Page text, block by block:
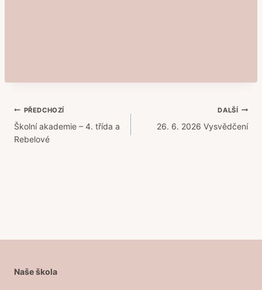
Navigace
pro
PŘEDCHOZÍ
Školní akademie – 4. třída a
Rebelové
DALŠÍ
26. 6. 2026 Vysvědčení
Naše škola